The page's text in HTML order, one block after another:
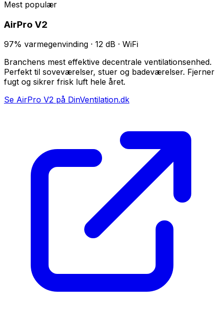
Mest populær
AirPro V2
97% varmegenvinding · 12 dB · WiFi
Branchens mest effektive decentrale ventilationsenhed.
Perfekt til soveværelser, stuer og badeværelser. Fjerner
fugt og sikrer frisk luft hele året.
Se AirPro V2 på DinVentilation.dk